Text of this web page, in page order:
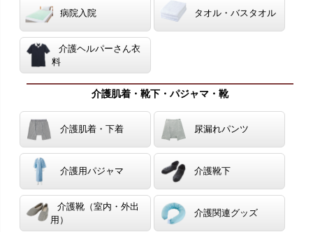
病院入院 タオル・バスタオル
介護ヘルパーさん衣
料
介護肌着・靴下・パジャマ・靴
介護肌着・下着 尿漏れパンツ
介護用パジャマ 介護靴下
介護靴（室内・外出
用）
介護関連グッズ